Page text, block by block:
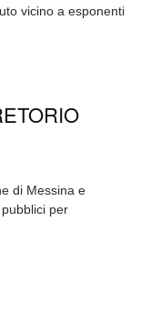
vicino a esponenti
di Messina e
per